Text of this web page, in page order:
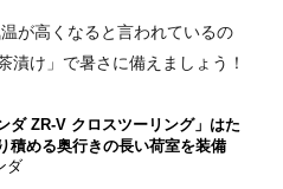
が高くなると言われているの
漬け」で暑さに備えましょう！
ダ ZR-V クロスツーリング」はた
積める奥行きの長い荷室を装備
ダ